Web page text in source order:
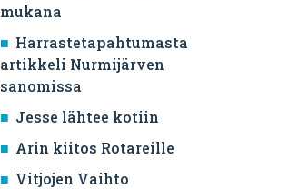
mukana
Harrastetapahtumasta
artikkeli Nurmijärven
sanomissa
Jesse lähtee kotiin
Arin kiitos Rotareille
Vitjojen Vaihto